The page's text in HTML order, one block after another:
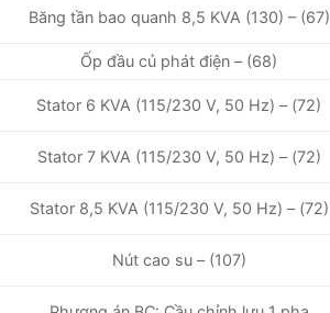
Băng tần bao quanh 8,5 KVA (130) – (67)
Ốp đầu củ phát điện – (68)
Stator 6 KVA (115/230 V, 50 Hz) – (72)
Stator 7 KVA (115/230 V, 50 Hz) – (72)
Stator 8,5 KVA (115/230 V, 50 Hz) – (72)
Nút cao su – (107)